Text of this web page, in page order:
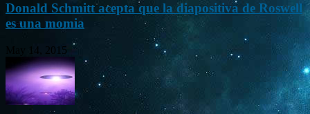
Donald Schmitt acepta que la diapositiva de Roswell
es una momia
May 14, 2015